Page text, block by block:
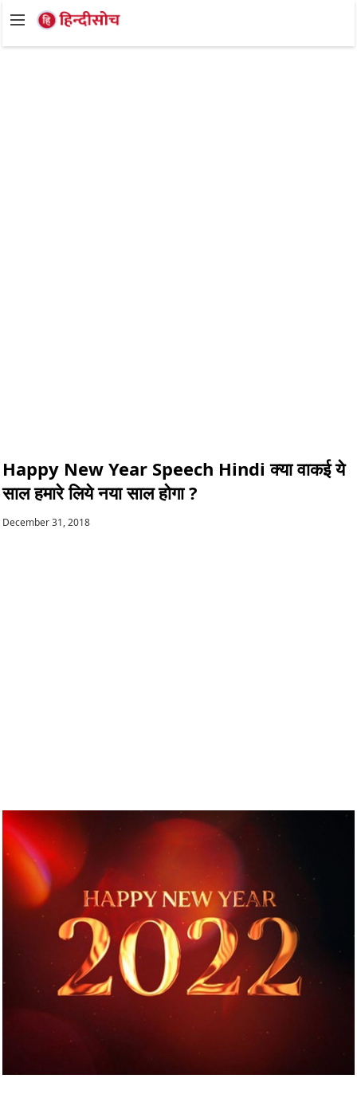
Happy New Year Speech Hindi क्या वाकई ये
साल हमारे लिये नया साल होगा ?
December 31, 2018